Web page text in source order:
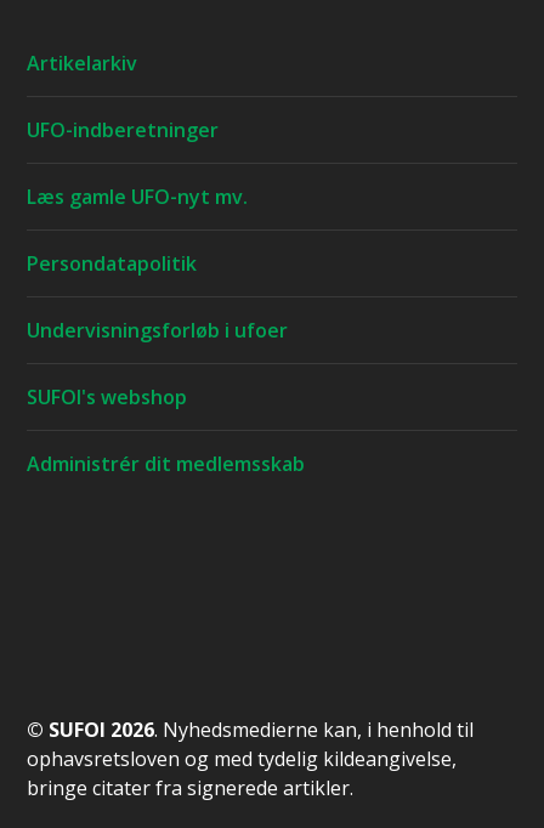
Artikelarkiv
UFO-indberetninger
Læs gamle UFO-nyt mv.
Persondatapolitik
Undervisningsforløb i ufoer
SUFOI's webshop
Administrér dit medlemsskab
© SUFOI 2026. Nyhedsmedierne kan, i henhold til
ophavsretsloven og med tydelig kildeangivelse,
bringe citater fra signerede artikler.